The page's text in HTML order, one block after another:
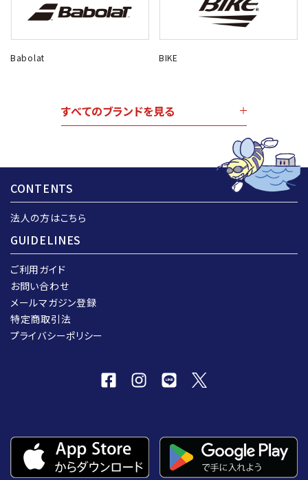
Babolat BIKE
すべてのブランドを見る
CONTENTS
法人の方はこちら
GUIDELINES
ご利用ガイド
お問い合わせ
メールマガジン登録
特定商取引法
プライバシーポリシー